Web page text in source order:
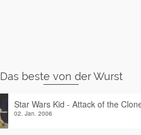
Das beste von der Wurst
Star Wars Kid - Attack of the
02. Jan. 2006